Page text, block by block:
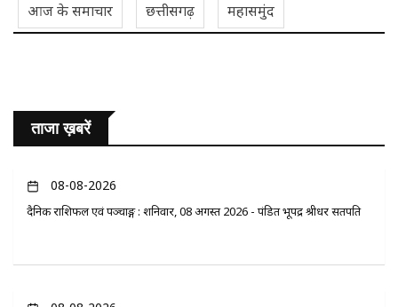
आज के समाचार छत्तीसगढ़ महासमुंद
ताजा ख़बरें
08-08-2026
दैनिक राशिफल एवं पञ्चाङ्ग : शनिवार, 08 अगस्त 2026 - पंडित भूपेंद्र श्रीधर सतपति